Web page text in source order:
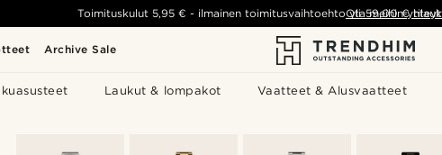
Archive Sale
Laukut & lompakot Vaatteet & Alusvaatteet
Toimituskulut 5,95 € - ilmainen toimitusvaihtoehto yli 59,00 €
Ota meihin